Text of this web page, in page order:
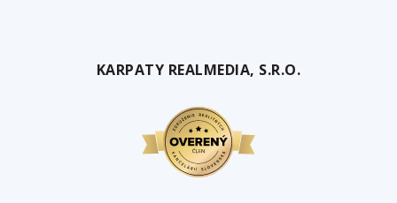
KARPATY REALMEDIA, S.R.O.